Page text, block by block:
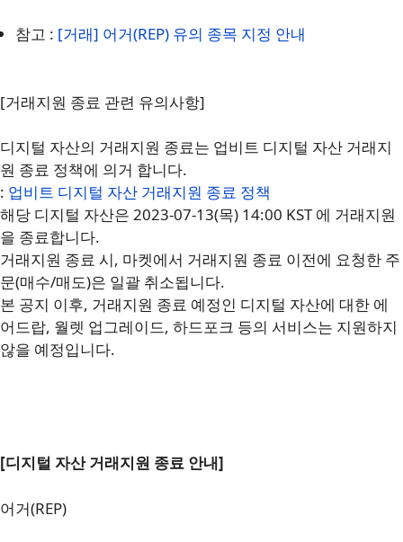
참고 : [거래] 어거(REP) 유의 종목 지정 안내
[거래지원 종료 관련 유의사항]
디지털 자산의 거래지원 종료는 업비트 디지털 자산 거래지
원 종료 정책에 의거 합니다.
: 업비트 디지털 자산 거래지원 종료 정책
해당 디지털 자산은 2023-07-13(목) 14:00 KST 에 거래지원
을 종료합니다.
거래지원 종료 시, 마켓에서 거래지원 종료 이전에 요청한 주
문(매수/매도)은 일괄 취소됩니다.
본 공지 이후, 거래지원 종료 예정인 디지털 자산에 대한 에
어드랍, 월렛 업그레이드, 하드포크 등의 서비스는 지원하지
않을 예정입니다.
[디지털 자산 거래지원 종료 안내]
어거(REP)